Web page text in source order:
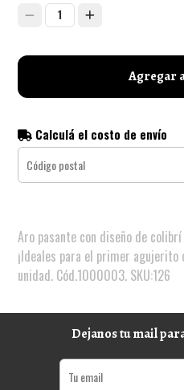
1
Agregar
Calculá el costo de envío
Aro pasante con diseño de
¡Ideales para el primer
unidad. Cód.1000003. SKU:126
Dejanos tu mail